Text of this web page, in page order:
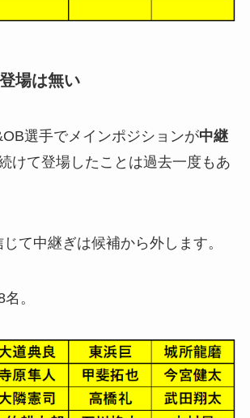
場は無い
選手でメインポジションが中継
けて登場したことは過去一度もあ
て中継ぎは候補から外します。
。